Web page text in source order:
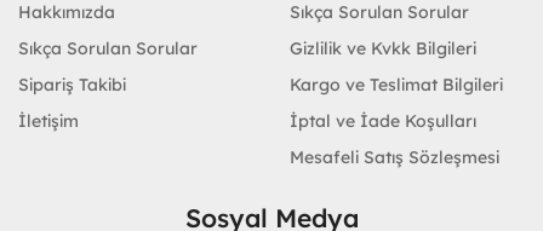
Hakkımızda
Sıkça Sorulan Sorular
Sipariş Takibi
İletişim
Sıkça Sorulan Sorular
Gizlilik ve Kvkk Bilgileri
Kargo ve Teslimat Bilgileri
İptal ve İade Koşulları
Mesafeli Satış Sözleşmesi
Sosyal Medya